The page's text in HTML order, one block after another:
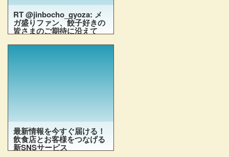
RT @jinbocho_gyoza: メ
ガ盛りファン、餃子好きの
皆さまのご期待に沿えて
開始しました。従来の餃子
追加、大満足間違いなしの丼
です。 #神保町餃子小籠包 #
神保町餃子 #餃子丼 #鬼餃子
最新情報を今すぐ届ける！
飲食店とお客様をつなげる
新SNSサービス